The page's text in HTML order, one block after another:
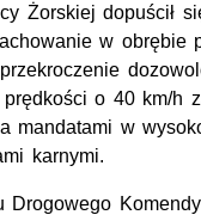
Żorskiej dopuścił
w obrębie
o 40 km/h
mandatami w
karnymi.
Drogowego